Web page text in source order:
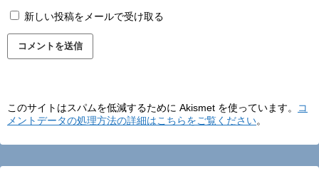
新しい投稿をメールで受け取る
このサイトはスパムを低減するために Akismet を使っています。
コ
メントデータの処理方法の詳細はこちらをご覧ください。